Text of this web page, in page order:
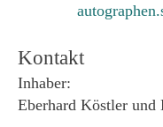
Kontakt
Inhaber:
Eberhard Köstler und